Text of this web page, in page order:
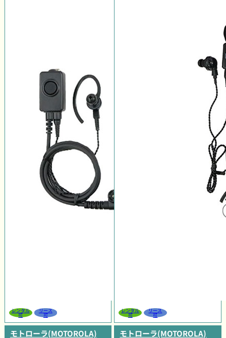
レンタル
可
リース
可
レンタル
可
リース
可
モトローラ(MOTOROLA) モトローラ(MOTOROLA)